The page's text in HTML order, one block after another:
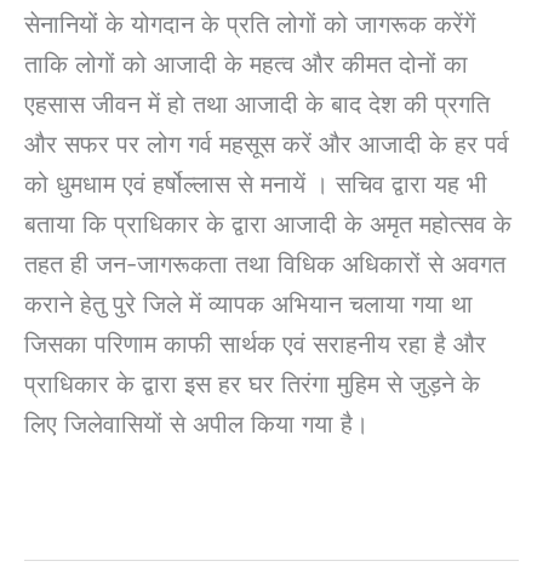
सेनानियों के योगदान के प्रति लोगों को जागरूक करेंगें
ताकि लोगों को आजादी के महत्व और कीमत दोनों का
एहसास जीवन में हो तथा आजादी के बाद देश की प्रगति
और सफर पर लोग गर्व महसूस करें और आजादी के हर पर्व
को धुमधाम एवं हर्षोल्लास से मनायें । सचिव द्वारा यह भी
बताया कि प्राधिकार के द्वारा आजादी के अमृत महोत्सव के
तहत ही जन-जागरूकता तथा विधिक अधिकारों से अवगत
कराने हेतु पुरे जिले में व्यापक अभियान चलाया गया था
जिसका परिणाम काफी सार्थक एवं सराहनीय रहा है और
प्राधिकार के द्वारा इस हर घर तिरंगा मुहिम से जुड़ने के
लिए जिलेवासियों से अपील किया गया है।